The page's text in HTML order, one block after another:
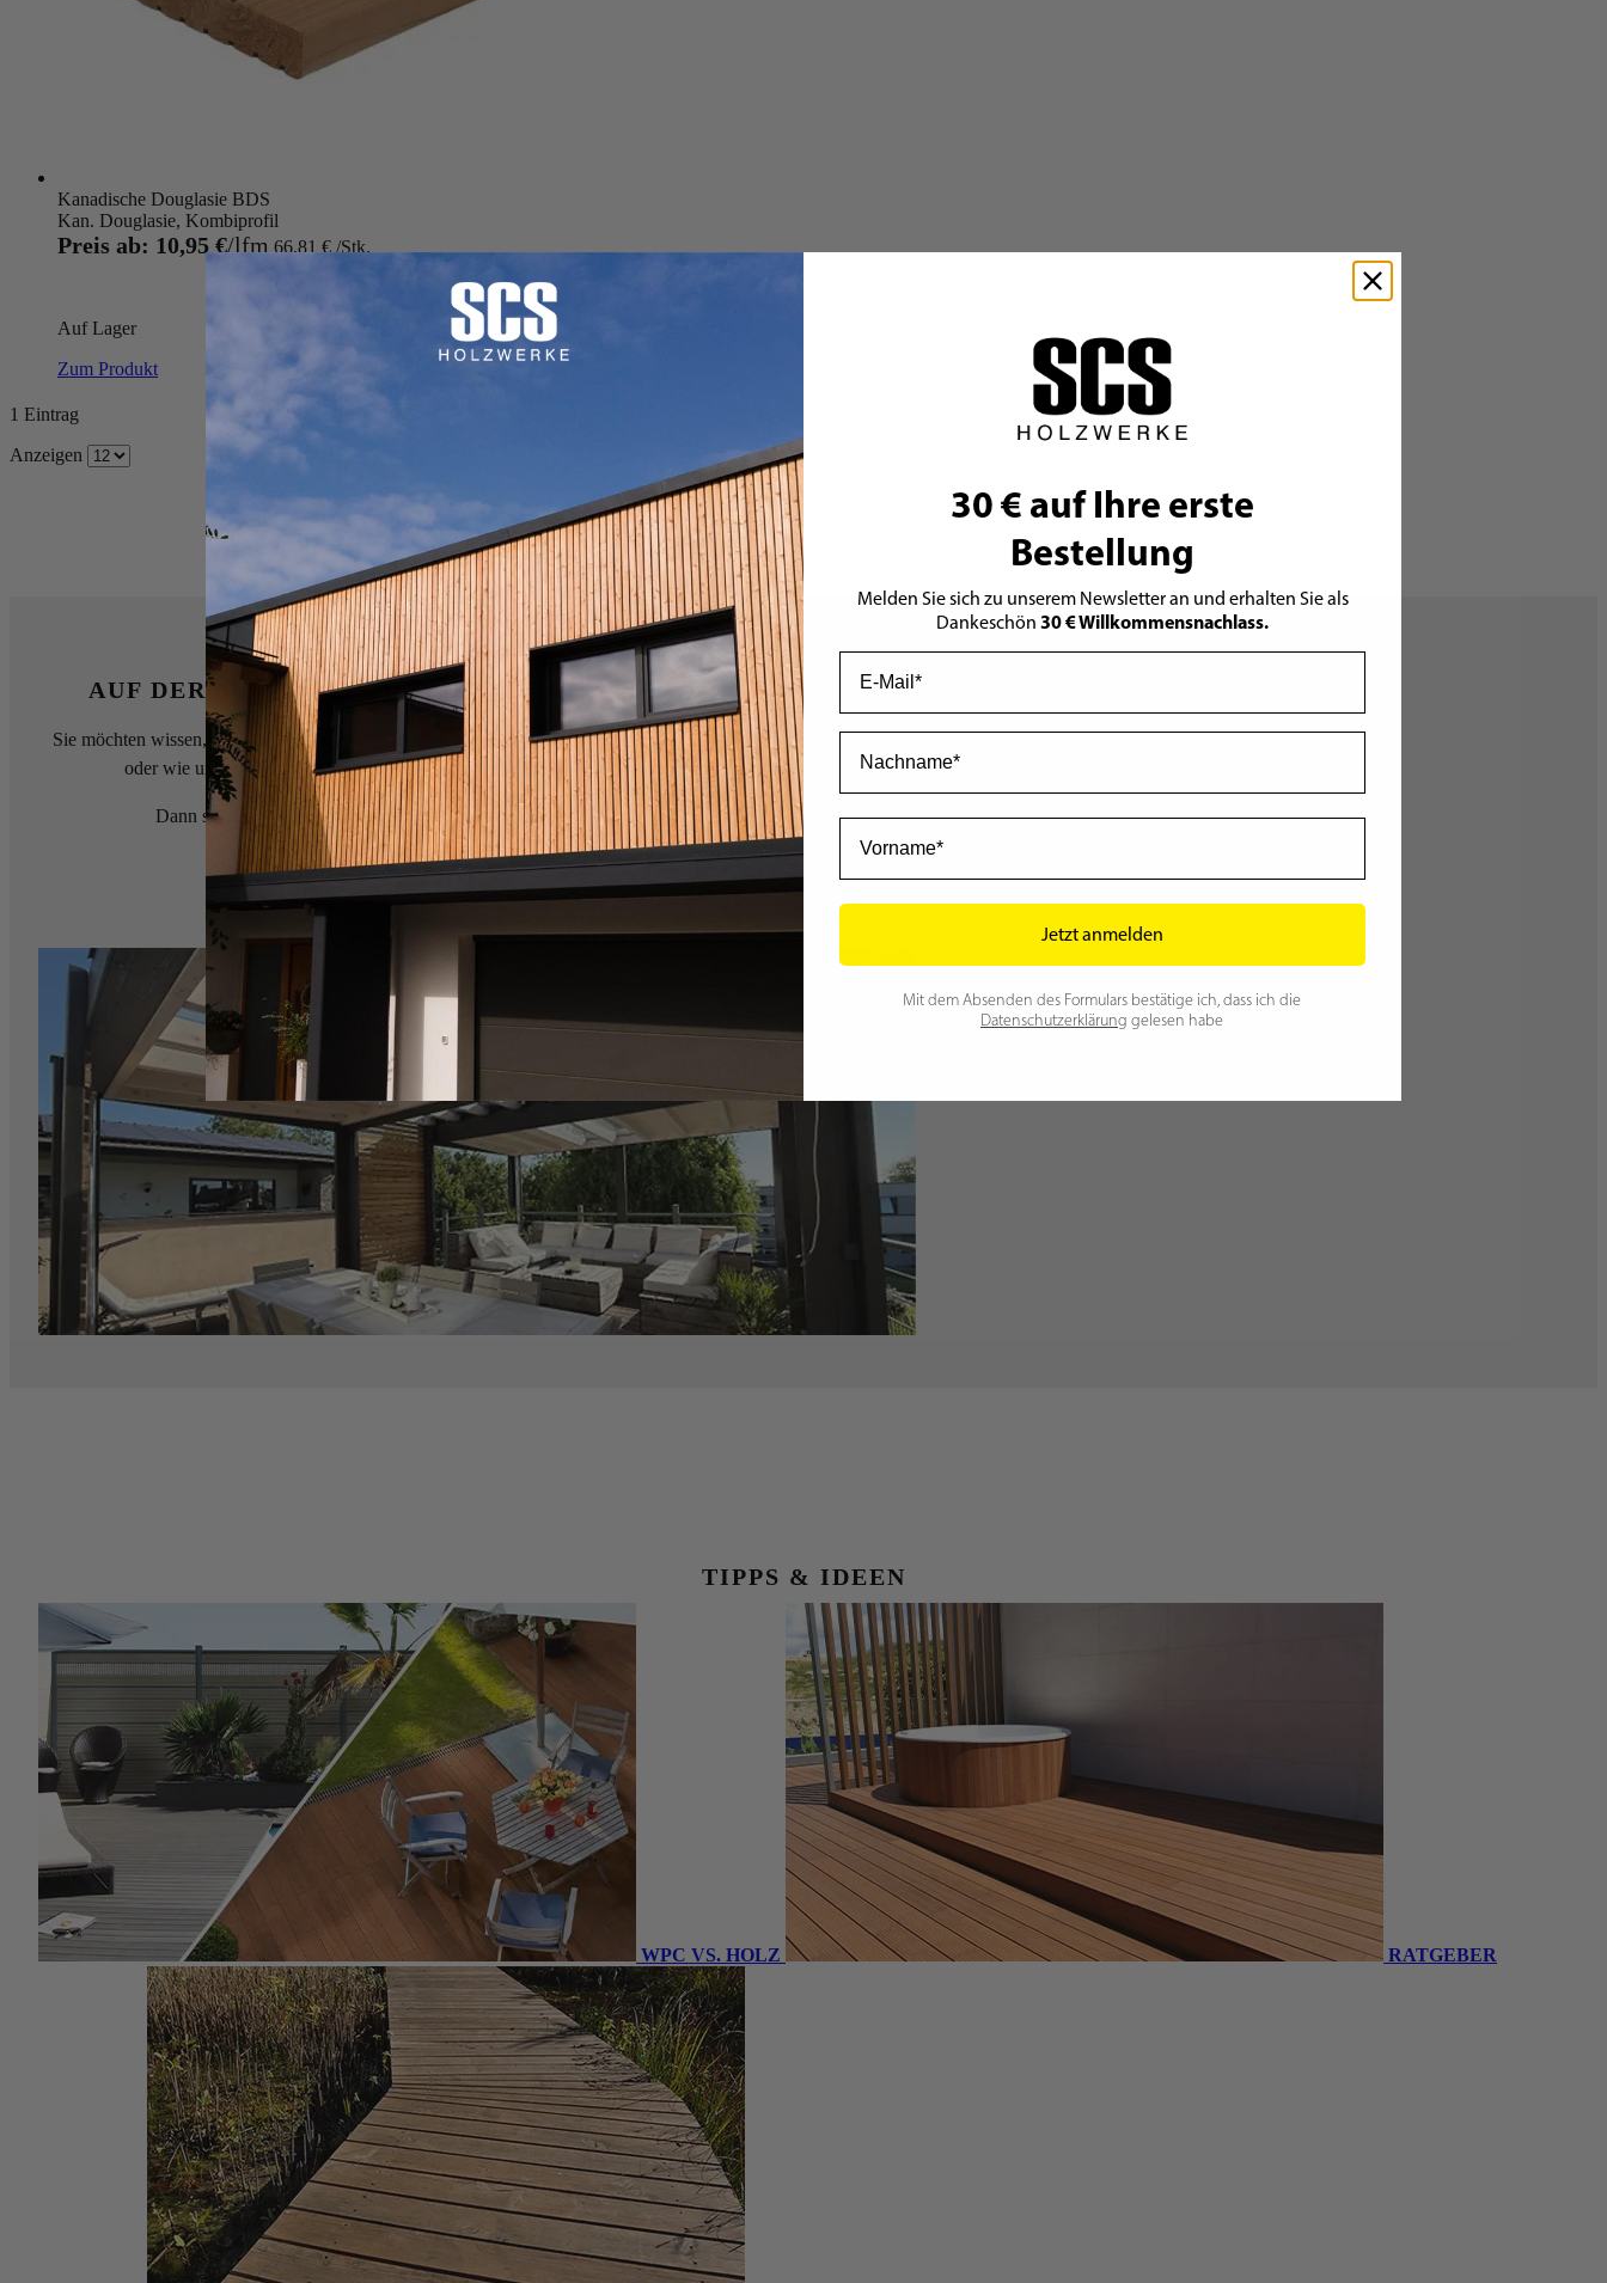
Kanadische Douglasie BDS
Kan. Douglasie, Kombiprofil
Preis ab: 10,95 € 66,81 €
Auf Lager
Zum Produkt
1 Eintrag
Anzeigen
AUF DER SUCHE NACH INSPIRATION?
Sie möchten wissen, welche Projekte Sie mit unserem Holz umsetzen können
oder wie unsere Kunden unser Holz vielseitig verwenden?
Dann sehen Sie sich unsere Kundenreferenzen an.
Kundenreferenzen entdecken
TIPPS & IDEEN
WPC VS. HOLZ RATGEBER
30 € auf Ihre erste
Bestellung
Melden Sie sich zu unserem Newsletter an und erhalten Sie als
Dankeschön 30 € Willkommensnachlass.
Jetzt anmelden
Mit dem Absenden des Formulars bestätige ich, dass ich die
Datenschutzerklärung gelesen habe